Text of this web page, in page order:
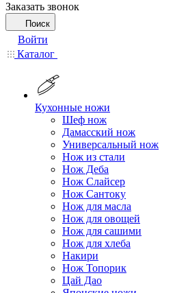
Заказать звонок
Поиск
Войти
Каталог
Кухонные ножи
Шеф нож
Дамасский нож
Универсальный нож
Нож из стали
Нож Деба
Нож Слайсер
Нож Сантоку
Нож для масла
Нож для овощей
Нож для сашими
Нож для хлеба
Накири
Нож Топорик
Цай Дао